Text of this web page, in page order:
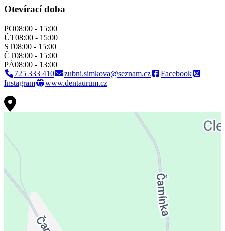
Otevírací doba
PO08:00 - 15:00
ÚT08:00 - 15:00
ST08:00 - 15:00
ČT08:00 - 15:00
PÁ08:00 - 13:00
725 333 410
zubni.simkova@seznam.cz
Facebook
Instagram
www.dentaurum.cz